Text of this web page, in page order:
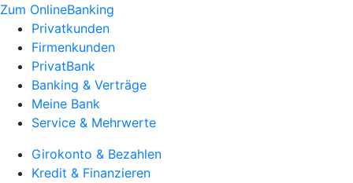
Zum OnlineBanking
Privatkunden
Firmenkunden
PrivatBank
Banking & Verträge
Meine Bank
Service & Mehrwerte
Girokonto & Bezahlen
Kredit & Finanzieren